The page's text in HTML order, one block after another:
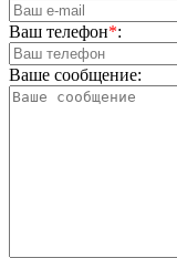
Ваш телефон*:
Ваше сообщение: